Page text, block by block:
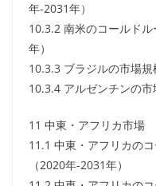
年-2031年）
10.3.2 南米のコールド
年）
10.3.3 ブラジルの市場規
10.3.4 アルゼンチンの市
11 中東・アフリカ市場
11.1 中東・アフリカの
（2020年-2031年）